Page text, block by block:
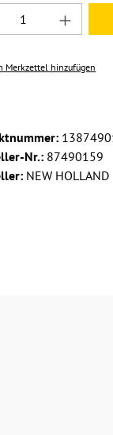
Anzahl:
Merkzettel hinzufügen
Nr.: 87490159
NEW HOLLAND